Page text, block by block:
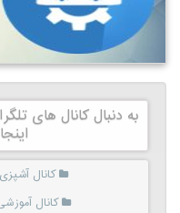
به دنبال کانال های
کانال
کانال